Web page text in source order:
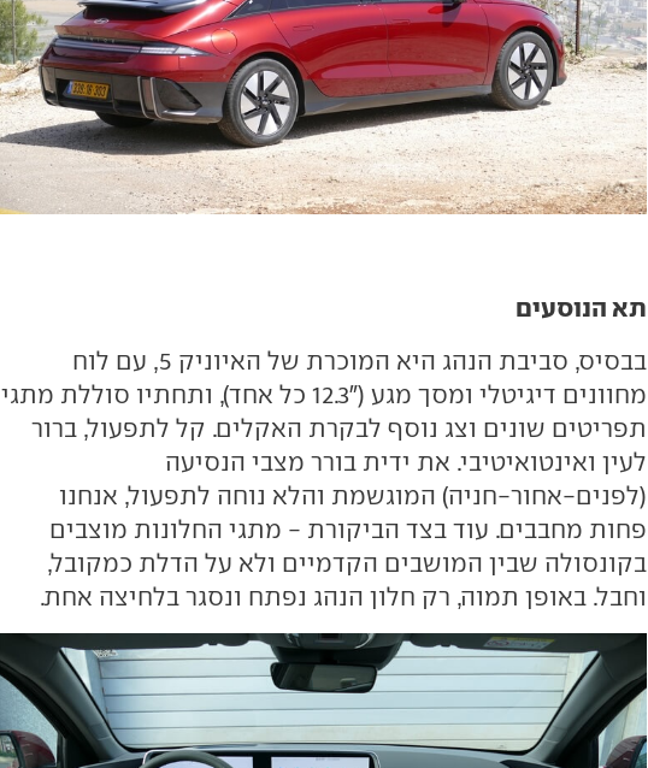
תא הנוסעים
בבסיס, סביבת הנהג היא המוכרת של האיוניק 5, עם לוח
מחוונים דיגיטלי ומסך מגע ("12.3 כל אחד), ותחתיו סוללת מתגי
תפריטים שונים וצג נוסף לבקרת האקלים. קל לתפעול, ברור
לעין ואינטואיטיבי. את ידית בורר מצבי הנסיעה
(לפנים-אחור-חניה) המוגשמת והלא נוחה לתפעול, אנחנו
פחות מחבבים. עוד בצד הביקורת - מתגי החלונות מוצבים
בקונסולה שבין המושבים הקדמיים ולא על הדלת כמקובל,
וחבל. באופן תמוה, רק חלון הנהג נפתח ונסגר בלחיצה אחת.